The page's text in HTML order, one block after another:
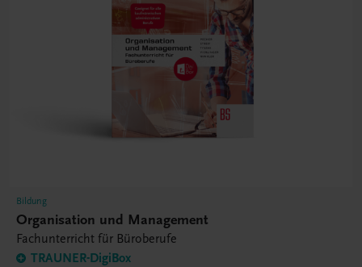
Bildung
Organisation und Management
Fachunterricht für Büroberufe
TRAUNER-DigiBox